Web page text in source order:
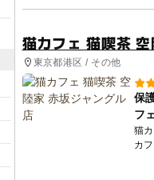
猫カフェ 猫喫茶
東京都港区 / その他
保
フ
猫
カ